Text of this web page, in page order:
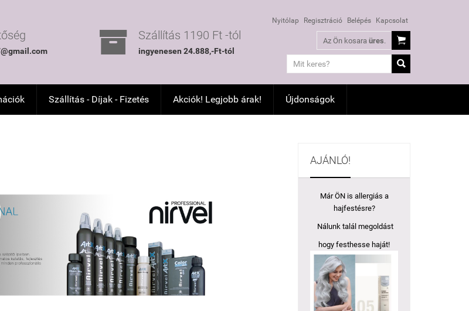
 Szállítás 1190 Ft -tól
ingyenesen 24.888,-Ft-tól
Nyitólap Regisztráció Belépés Kapcsolat
Az Ön kosara üres.


Szállítás - Díjak - Fizetés Akciók! Legjobb árak! Újdonságok
AJÁNLÓ!
Már ÖN is allergiás a
hajfestésre?
Nálunk talál megoldást
hogy festhesse haját!